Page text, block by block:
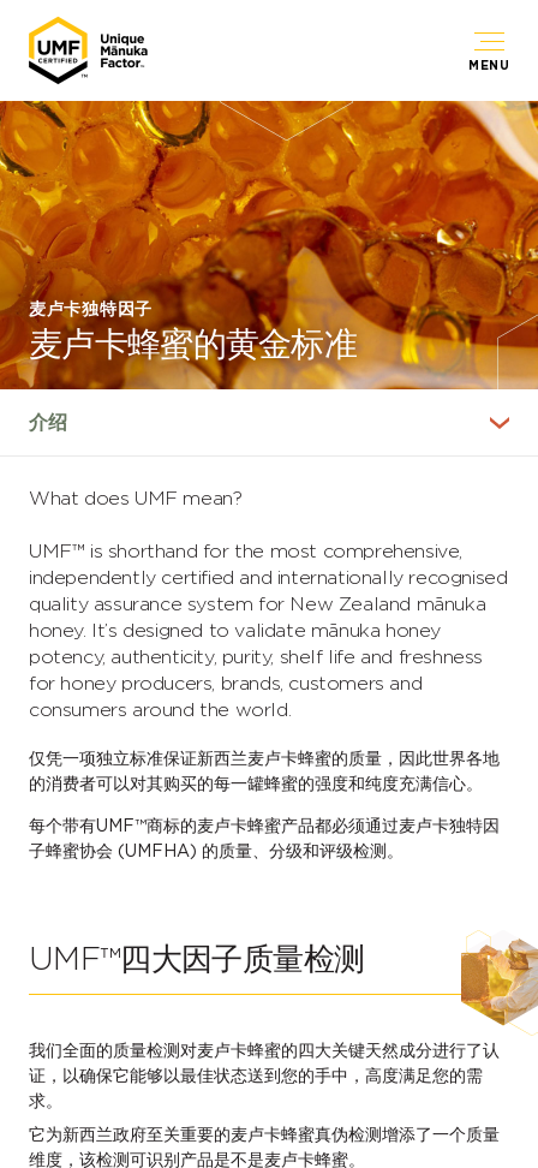
MENU
麦卢卡独特因子
麦卢卡蜂蜜的黄金标准
What does UMF mean?
UMF™ is shorthand for the most comprehensive,
independently certified and internationally recognised
quality assurance system for New Zealand mānuka
honey. It’s designed to validate mānuka honey
potency, authenticity, purity, shelf life and freshness
for honey producers, brands, customers and
consumers around the world.
仅凭一项独立标准保证新西兰麦卢卡蜂蜜的质量，因此世界各地
的消费者可以对其购买的每一罐蜂蜜的强度和纯度充满信心。
每个带有UMF™商标的麦卢卡蜂蜜产品都必须通过麦卢卡独特因
子蜂蜜协会 (UMFHA) 的质量、分级和评级检测。
UMF™四大因子质量检测
我们全面的质量检测对麦卢卡蜂蜜的四大关键天然成分进行了认
证，以确保它能够以最佳状态送到您的手中，高度满足您的需
求。
它为新西兰政府至关重要的麦卢卡蜂蜜真伪检测增添了一个质量
维度，该检测可识别产品是不是麦卢卡蜂蜜。